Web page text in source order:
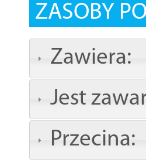
ZASOBY
Zawiera:
Jest
Przecina: